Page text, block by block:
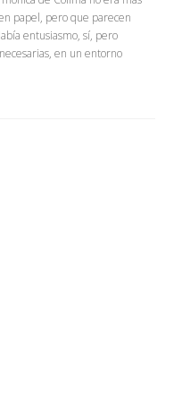
papel, pero que parecen
entusiasmo, sí, pero
en un entorno